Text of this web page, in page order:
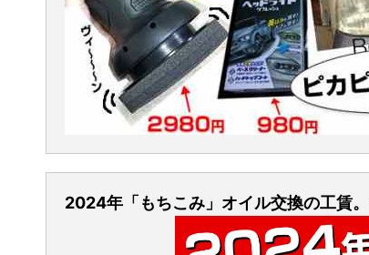
2024年「もちこみ」オイル交換の工賃